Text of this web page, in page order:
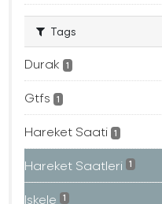
Tags
Durak 1
Gtfs 1
Hareket Saati 1
Hareket Saatleri 1
Iskele 1